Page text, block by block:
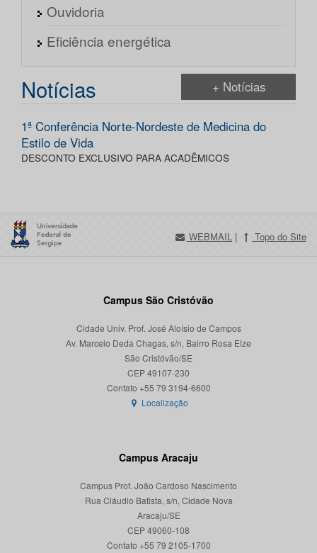
Ouvidoria
Eficiência energética
Notícias + Notícias
1ª Conferência Norte-Nordeste de Medicina do
Estilo de Vida
DESCONTO EXCLUSIVO PARA ACADÊMICOS
WEBMAIL | Topo do Site
Campus São Cristóvão
Cidade Univ. Prof. José Aloísio de Campos
Av. Marcelo Deda Chagas, s/n, Bairro Rosa Elze
São Cristóvão/SE
CEP 49107-230
Localização
Campus Aracaju
Campus Prof. João Cardoso Nascimento
Rua Cláudio Batista, s/n, Cidade Nova
Aracaju/SE
CEP 49060-108